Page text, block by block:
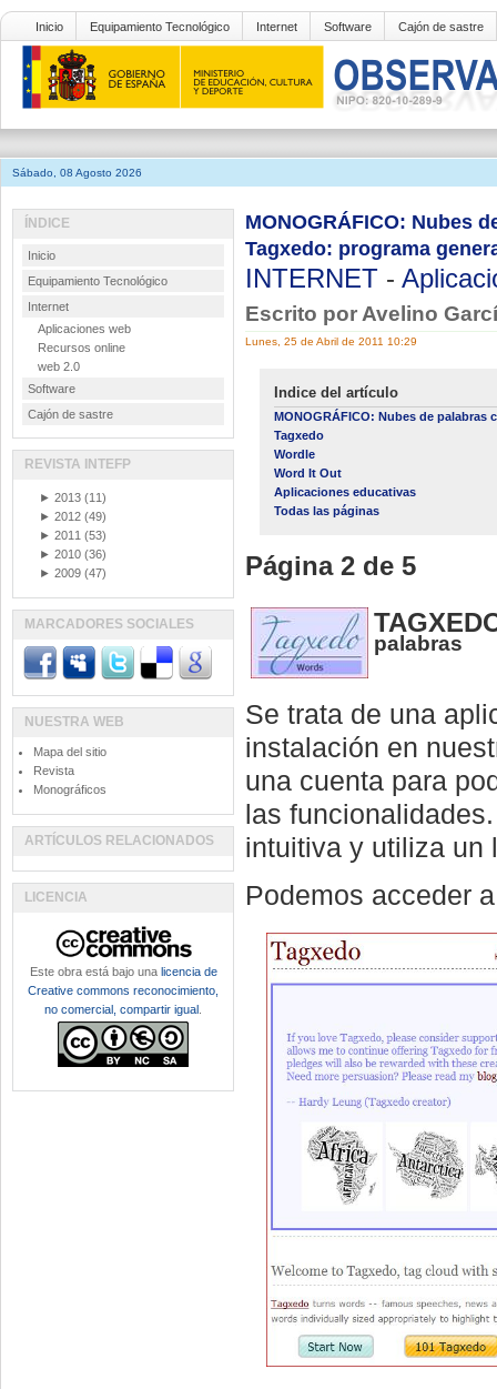
Inicio Equipamiento Tecnológico Internet Software Cajón de sastre
Sábado, 08 Agosto 2026
MONOGRÁFICO: Nubes
Tagxedo: programa
INTERNET -
Escrito por Avelino
Lunes, 25 de Abril de 2011 10:29
Indice del artículo
MONOGRÁFICO: Nubes de palabras
Tagxedo
Wordle
Word It Out
Aplicaciones educativas
Todas las páginas
Página 2 de 5
palabras
Se trata de una
instalación en
una cuenta para
las
intuitiva y utiliza un
Podemos acceder
ÍNDICE
Inicio
Equipamiento Tecnológico
Internet
Aplicaciones web
Recursos online
web 2.0
Software
Cajón de sastre
REVISTA INTEFP
► 2013 (11)
► 2012 (49)
► 2011 (53)
► 2010 (36)
► 2009 (47)
MARCADORES SOCIALES
NUESTRA WEB
Mapa del sitio
Revista
Monográficos
ARTÍCULOS RELACIONADOS
LICENCIA
Este obra está bajo una licencia de
Creative commons reconocimiento,
no comercial, compartir igual